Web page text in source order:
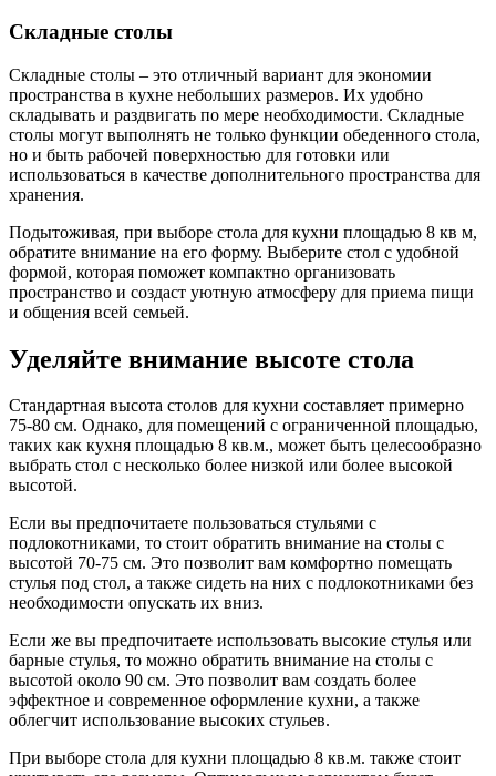
Складные столы
Складные столы – это отличный вариант для экономии
пространства в кухне небольших размеров. Их удобно
складывать и раздвигать по мере необходимости. Складные
столы могут выполнять не только функции обеденного стола,
но и быть рабочей поверхностью для готовки или
использоваться в качестве дополнительного пространства для
хранения.
Подытоживая, при выборе стола для кухни площадью 8 кв м,
обратите внимание на его форму. Выберите стол с удобной
формой, которая поможет компактно организовать
пространство и создаст уютную атмосферу для приема пищи
и общения всей семьей.
Уделяйте внимание высоте стола
Стандартная высота столов для кухни составляет примерно
75-80 см. Однако, для помещений с ограниченной площадью,
таких как кухня площадью 8 кв.м., может быть целесообразно
выбрать стол с несколько более низкой или более высокой
высотой.
Если вы предпочитаете пользоваться стульями с
подлокотниками, то стоит обратить внимание на столы с
высотой 70-75 см. Это позволит вам комфортно помещать
стулья под стол, а также сидеть на них с подлокотниками без
необходимости опускать их вниз.
Если же вы предпочитаете использовать высокие стулья или
барные стулья, то можно обратить внимание на столы с
высотой около 90 см. Это позволит вам создать более
эффектное и современное оформление кухни, а также
облегчит использование высоких стульев.
При выборе стола для кухни площадью 8 кв.м. также стоит